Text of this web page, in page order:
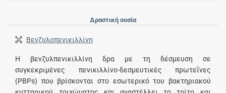
Δραστική ουσία
Βενζυλοπενικιλλίνη
Η βενζυλπενικιλλίνη δρα με τη δέσμευση σε
συγκεκριμένες πενικιλλίνο-δεσμευτικές πρωτεΐνες
(PBPs) που βρίσκονται στο εσωτερικό του βακτηριακού